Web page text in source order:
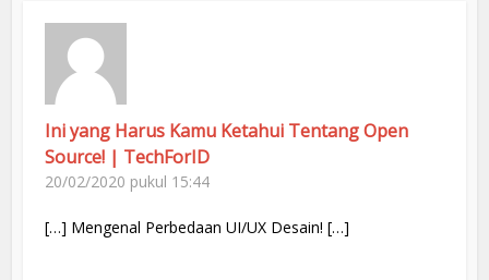
Ini yang Harus Kamu Ketahui Tentang Open
Source! | TechForID
20/02/2020 pukul 15:44
[…] Mengenal Perbedaan UI/UX Desain! […]